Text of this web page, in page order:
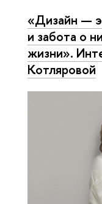
«Дизайн —
и забота о
жизни».
Котляровой